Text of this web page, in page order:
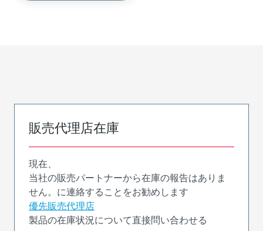
販売代理店在庫
現在、
当社の販売パートナーから在庫の報告はありま
せん。に連絡することをお勧めします
優先販売代理店
製品の在庫状況について直接問い合わせる